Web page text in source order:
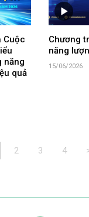
Cuộc
năng
quả
Chương
năng
15/06/2026
2 3 4